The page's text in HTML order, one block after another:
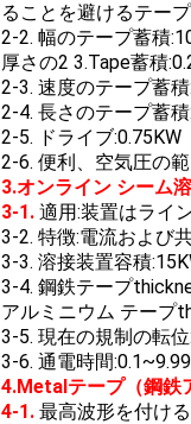
ることを避けるテー
2-2. 幅のテープ蓄積
厚さの2 3.Tape蓄積
2-3. 速度のテープ蓄
2-4. 長さのテープ蓄
2-5. ドライブ:0.75KW
2-6. 便利、空気圧の
3.オンライン シーム
3-1. 適用:装置はライ
3-2. 特徴:電流および
3-3. 溶接装置容積
3-4. 鋼鉄テープ
アルミニウム テープ
3-5. 現在の規制の転
3-6. 通電時間
4.Metalテープ（鋼鉄
4-1. 最高波形を付け